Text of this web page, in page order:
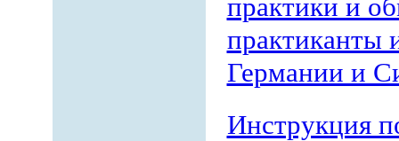
практики и
практиканты
Германии и
Инструкция